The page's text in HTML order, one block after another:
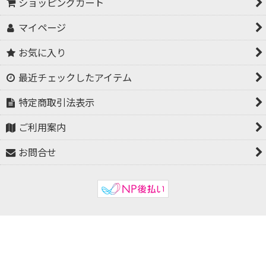
マイページ
お気に入り
最近チェックしたアイテム
特定商取引法表示
ご利用案内
お問合せ